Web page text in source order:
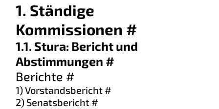
1. Ständige
Kommissionen #
1.1. Stura: Bericht und
Abstimmungen #
Berichte #
1) Vorstandsbericht #
2) Senatsbericht #